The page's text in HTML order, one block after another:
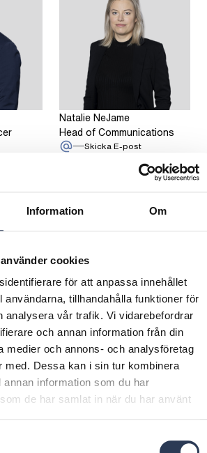
Information Om
cookies
för att anpassa innehållet
användarna, tillhandahålla funktioner för
analysera vår trafik. Vi vidarebefordrar
och annan information från din
medier och annons- och analysföretag
med. Dessa kan i sin tur kombinera
annan information som du har
de har samlat in när du har använt
Natalie NeJame
Head of Communications
Skicka E-post:
Nilzén
Ring: + 4 6 7 2 2 4 3 0 6 0 2
Niklas Siljeblad
Head of Security &
Procurement
Skicka E-post:Niklas Siljeblad
+46 703108385Ring: + 4 6 7